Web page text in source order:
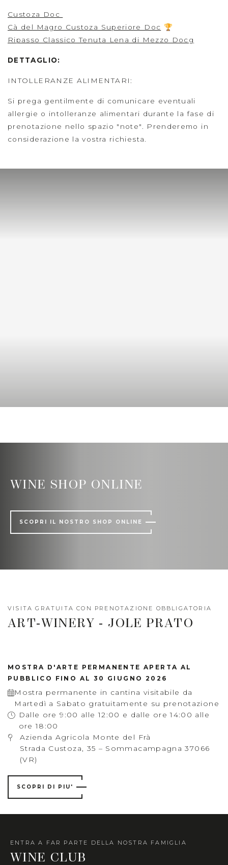
Custoza Doc
Cà del Magro Custoza Superiore Doc 🏆
Ripasso Classico Tenuta Lena di Mezzo Docg
DETTAGLIO:
INTOLLERANZE ALIMENTARI:
Si prega gentilmente di comunicare eventuali
allergie o intolleranze alimentari durante la fase di
prenotazione nello spazio "note". Prenderemo in
considerazione la vostra richiesta.
WINE SHOP ONLINE
SCOPRI IL NOSTRO SHOP ONLINE
VISITA GRATUITA CON PRENOTAZIONE OBBLIGATORIA
ART-WINERY - JOLE PRATO
MOSTRA D'ARTE PERMANENTE APERTA AL
PUBBLICO FINO AL 30 GIUGNO 2026
Mostra permanente in cantina visitabile da
Martedì a Sabato gratuitamente su prenotazione
Dalle ore 9:00 alle 12:00 e dalle ore 14:00 alle
ore 18:00
Azienda Agricola Monte del Frà
Strada Custoza, 35 – Sommacampagna 37066
(VR)
SCOPRI DI PIU'
ENTRA A FAR PARTE DELLA NOSTRA FAMIGLIA
WINE CLUB